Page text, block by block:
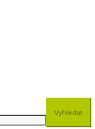
Vyhledat